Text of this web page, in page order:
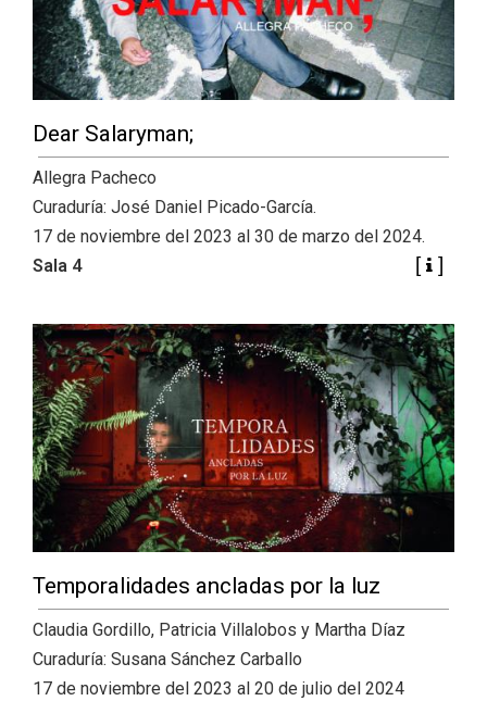
Dear Salaryman;
Allegra Pacheco
Curaduría: José Daniel Picado-García.
17 de noviembre del 2023 al 30 de marzo del 2024.
Sala 4
Temporalidades ancladas por la luz
Claudia Gordillo, Patricia Villalobos y Martha Díaz
Curaduría: Susana Sánchez Carballo
17 de noviembre del 2023 al 20 de julio del 2024